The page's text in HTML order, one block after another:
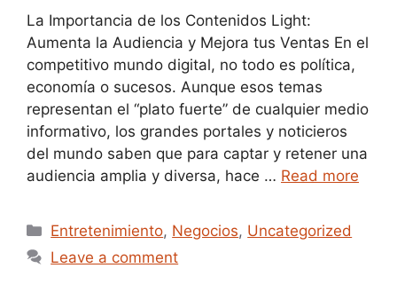
La Importancia de los Contenidos Light:
Aumenta la Audiencia y Mejora tus Ventas En el
competitivo mundo digital, no todo es política,
economía o sucesos. Aunque esos temas
representan el “plato fuerte” de cualquier medio
informativo, los grandes portales y noticieros
del mundo saben que para captar y retener una
audiencia amplia y diversa, hace … Read more
Categories
Entretenimiento, Negocios, Uncategorized
Leave a comment